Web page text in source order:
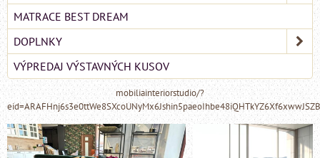
MATRACE BEST DREAM
DOPLNKY
VÝPREDAJ VÝSTAVNÝCH KUSOV
mobiliainteriorstudio/?